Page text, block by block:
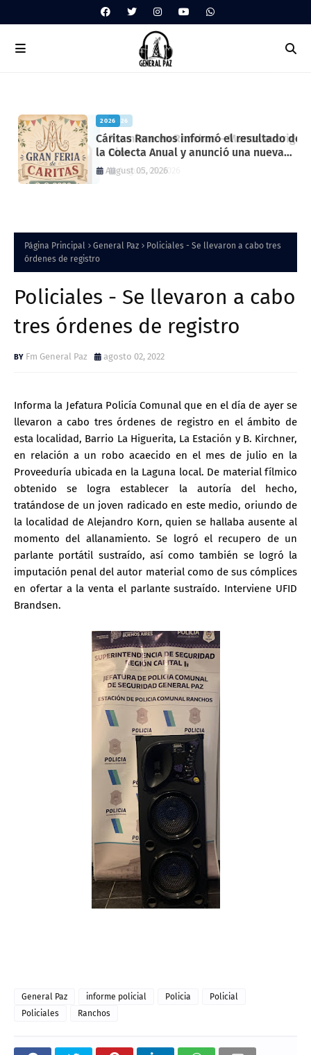
2026
Premiere en Ranchos – Menos
Dios
August 05, 2026
2026
Cáritas Ranchos informó el resultado de
la Colecta Anual y anunció una nueva
feria solidaria
August 05, 2026
Página Principal General Paz
Policiales - Se llevaron a cabo tres
órdenes de registro
Policiales - Se llevaron a cabo
tres órdenes de registro
Fm General Paz agosto 02, 2022
Informa la Jefatura Policía Comunal que en el día de ayer se
llevaron a cabo tres órdenes de registro en el ámbito de
esta localidad, Barrio La Higuerita, La Estación y B. Kirchner,
en relación a un robo acaecido en el mes de julio en la
Proveeduría ubicada en la Laguna local. De material fílmico
obtenido se logra establecer la autoría del hecho,
tratándose de un joven radicado en este medio, oriundo de
la localidad de Alejandro Korn, quien se hallaba ausente al
momento del allanamiento. Se logró el recupero de un
parlante portátil sustraído, así como también se logró la
imputación penal del autor material como de sus cómplices
en ofertar a la venta el parlante sustraído. Interviene UFID
Brandsen.
General Paz informe policial Policia
Policial
Policiales
Ranchos